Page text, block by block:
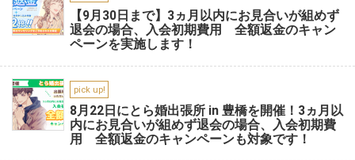
【9月30日まで】3ヵ月以内にお見合いが組めず
退会の場合、入会初期費用 全額返金のキャン
ペーンを実施します！
pick up!
8月22日にとら婚出張所 in 豊橋を開催！3ヵ月以
内にお見合いが組めず退会の場合、入会初期費
用 全額返金のキャンペーンも対象です！